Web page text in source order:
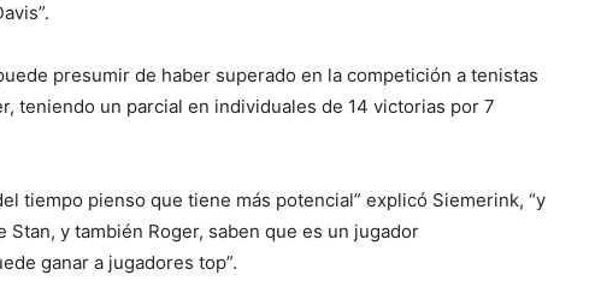
presumir de haber superado en la competición a tenistas
teniendo un parcial en individuales de 14 victorias por 7
tiempo pienso que tiene más potencial” explicó Siemerink, “y
y también Roger, saben que es un jugador
ganar a jugadores top”.